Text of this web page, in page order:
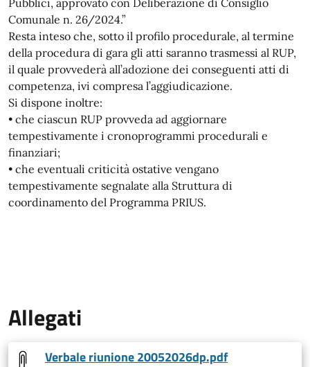
Pubblici, approvato con Deliberazione di Consiglio
Comunale n. 26/2024.”
Resta inteso che, sotto il profilo procedurale, al termine
della procedura di gara gli atti saranno trasmessi al RUP,
il quale provvederà all’adozione dei conseguenti atti di
competenza, ivi compresa l’aggiudicazione.
Si dispone inoltre:
• che ciascun RUP provveda ad aggiornare
tempestivamente i cronoprogrammi procedurali e
finanziari;
• che eventuali criticità ostative vengano
tempestivamente segnalate alla Struttura di
coordinamento del Programma PRIUS.
Allegati
Verbale riunione 20052026dp.pdf